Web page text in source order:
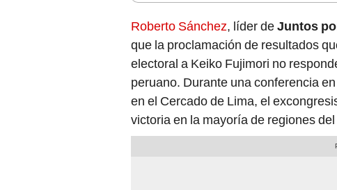
Roberto Sánchez, líder deJuntos
que la proclamación de resultados
electoral a Keiko Fujimori no
peruano. Durante una conferencia
en el Cercado de Lima, el
victoria en la mayoría de regiones